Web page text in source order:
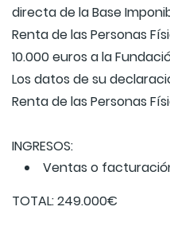
directa de la Base
Renta de las Personas
10.000 euros a la
Los datos de su
Renta de las Personas
INGRESOS:
Ventas o
TOTAL: 249.000€